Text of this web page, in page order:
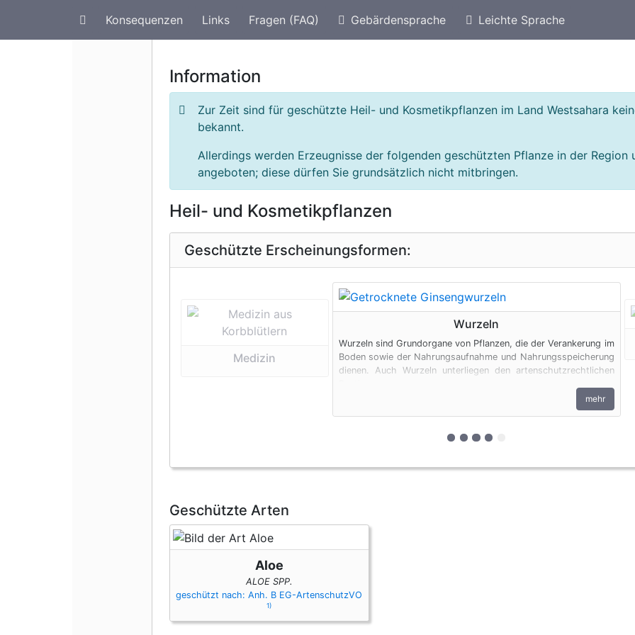
Konsequenzen Links Fragen (FAQ) Gebärdensprache Leichte Sprache
Geschützte Heil-
Information
Zur Zeit sind für geschützte Heil- und Kosmetikpflanzen im Land Westsahara
bekannt.
Allerdings werden Erzeugnisse der folgenden geschützten Pflanze in der Region
angeboten; diese dürfen Sie grundsätzlich nicht mitbringen.
Heil- und Kosmetikpflanzen
Geschützte Erscheinungsformen:
Vorherige geschützte Erscheinungsform
Medizin
Wurzeln
Wurzeln sind Grundorgane von Pflanzen, die der Verankerung im
Boden sowie der Nahrungsaufnahme und Nahrungsspeicherung
dienen. Auch Wurzeln unterliegen den artenschutzrechtlichen
mehr
zur 1. geschützten
zur 2. geschützten
zur 3. geschützten
zur 4. geschützten
Geschützte Arten
Aloe
ALOE SPP.
geschützt nach: Anh. B EG-ArtenschutzVO
1)